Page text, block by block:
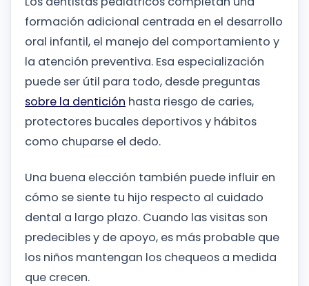
formación adicional centrada en el desarrollo
oral infantil, el manejo del comportamiento y
la atención preventiva. Esa especialización
puede ser útil para todo, desde preguntas
sobre la dentición hasta riesgo de caries,
protectores bucales deportivos y hábitos
como chuparse el dedo.
Una buena elección también puede influir en
cómo se siente tu hijo respecto al cuidado
dental a largo plazo. Cuando las visitas son
predecibles y de apoyo, es más probable que
los niños mantengan los chequeos a medida
que crecen.